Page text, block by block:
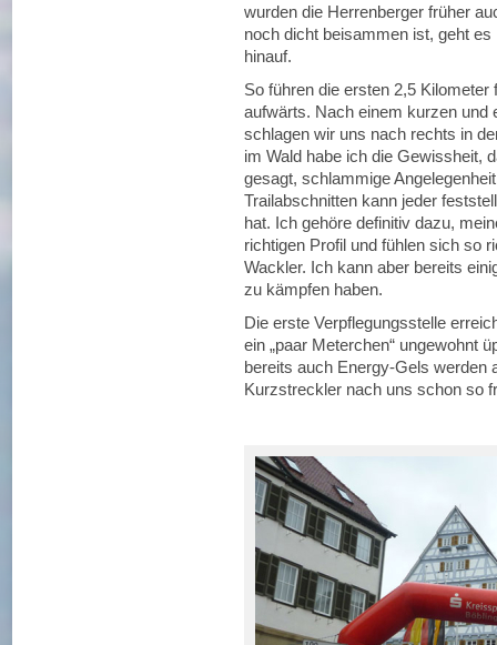
wurden die Herrenberger früher
noch dicht beisammen ist, geht
hinauf.
So führen die ersten 2,5
aufwärts. Nach einem kurzen und
schlagen wir uns nach rechts in
im Wald habe ich die Gewissheit,
gesagt, schlammige
Trailabschnitten kann jeder
hat. Ich gehöre definitiv dazu,
richtigen Profil und fühlen sich so
Wackler. Ich kann aber bereits
zu kämpfen haben.
Die erste Verpflegungsstelle
ein „paar Meterchen“ ungewohnt
bereits auch Energy-Gels werden
Kurzstreckler nach uns schon so